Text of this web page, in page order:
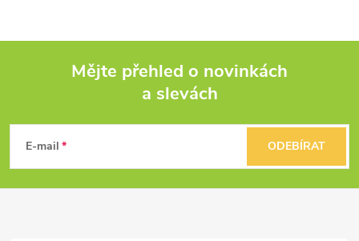
p
Mějte přehled o novinkách
a slevách
E-mail ODEBÍRAT